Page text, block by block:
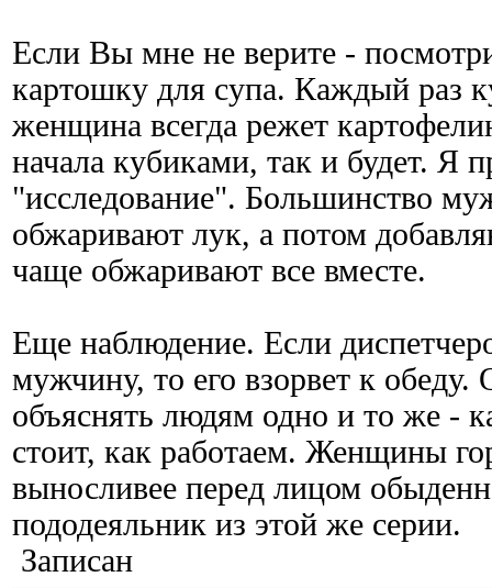
Если Вы мне не верите -
картошку для супа. Каждый раз
женщина всегда режет
начала кубиками, так и будет. Я
"исследование". Большинство
обжаривают лук, а потом
чаще обжаривают все вместе.
Еще наблюдение. Если
мужчину, то его взорвет к
объяснять людям одно и то же -
стоит, как работаем. Женщины
выносливее перед лицом
пододеяльник из этой же серии.
Записан